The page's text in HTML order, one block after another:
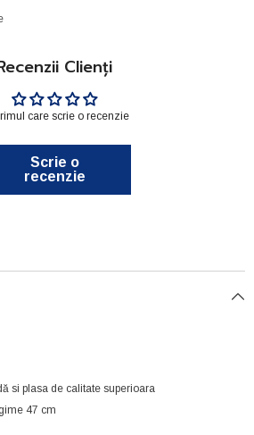
Clienți
care scrie o recenzie
Scrie o
recenzie
si plasa de calitate superioara
47 cm